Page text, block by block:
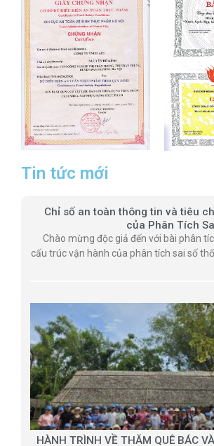
Tin tức mới
Chỉ số an toàn thông tin và tiêu
của Phân Tích
Chào mừng độc giả đến với bài phân
cấu trúc vận hành của phân tích sai số
HÀNH TRÌNH VỀ THĂM QUÊ BÁC